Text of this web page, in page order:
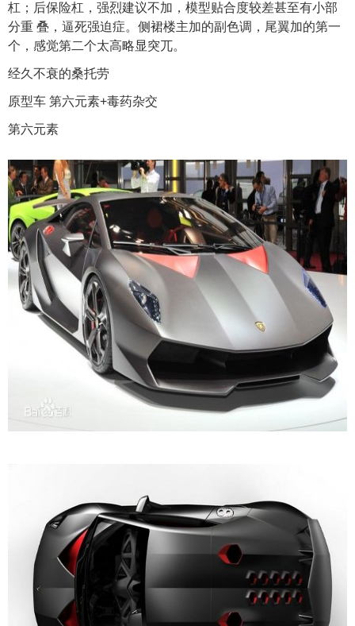
杠；后保险杠，强烈建议不加，模型贴合度较差甚至有小部
分重 叠，逼死强迫症。侧裙楼主加的副色调，尾翼加的第一
个，感觉第二个太高略显突兀。
经久不衰的桑托劳
原型车 第六元素+毒药杂交
第六元素